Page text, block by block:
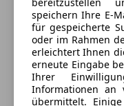
Kopfairbag
LED-Scheinwerfer
LED-Tagfahrlicht
Nebelscheinwerfer
Notbremsassistent
- Elektrische
- Indirekte
- Armaturenbrett
schwarz
- Türgriffe in
Anbieter auf AutoScout24
Verkauf
Geöffnet
Schließt um 17:30
Seekirchner
speichern Ihre E-
für gespeicherte
oder im Rahmen
erleichtert Ihnen
erneute Eingabe
Ihrer
Informationen an
übermittelt.